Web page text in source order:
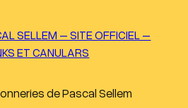
SELLEM – SITE OFFICIEL –
ET CANULARS
de Pascal Sellem